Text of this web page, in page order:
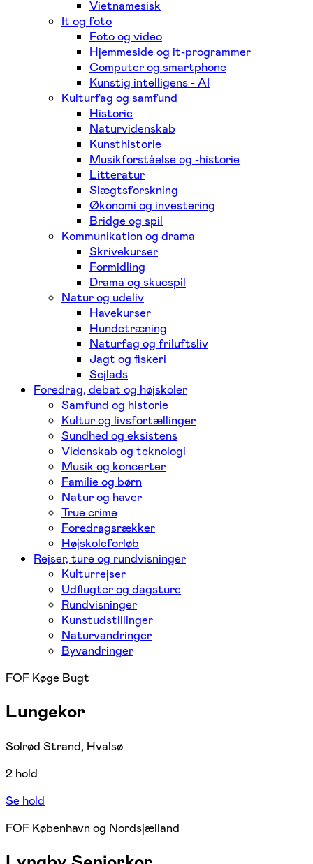
Vietnamesisk
It og foto
Foto og video
Hjemmeside og it-programmer
Computer og smartphone
Kunstig intelligens - AI
Kulturfag og samfund
Historie
Naturvidenskab
Kunsthistorie
Musikforståelse og -historie
Litteratur
Slægtsforskning
Økonomi og investering
Bridge og spil
Kommunikation og drama
Skrivekurser
Formidling
Drama og skuespil
Natur og udeliv
Havekurser
Hundetræning
Naturfag og friluftsliv
Jagt og fiskeri
Sejlads
Foredrag, debat og højskoler
Samfund og historie
Kultur og livsfortællinger
Sundhed og eksistens
Videnskab og teknologi
Musik og koncerter
Familie og børn
Natur og haver
True crime
Foredragsrækker
Højskoleforløb
Rejser, ture og rundvisninger
Kulturrejser
Udflugter og dagsture
Rundvisninger
Kunstudstillinger
Naturvandringer
Byvandringer
FOF Køge Bugt
Lungekor
Solrød Strand, Hvalsø
2 hold
Se hold
FOF København og Nordsjælland